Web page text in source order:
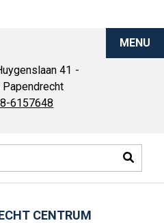
41
Papendrecht
6157648
MENU
CENTRUM